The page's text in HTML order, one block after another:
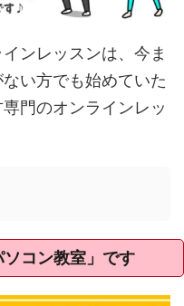
ンレッスンは、今ま
い方でも始めていた
門のオンラインレッ
コン教室」です